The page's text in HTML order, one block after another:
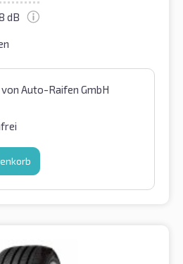
dB
von Auto-Raifen GmbH